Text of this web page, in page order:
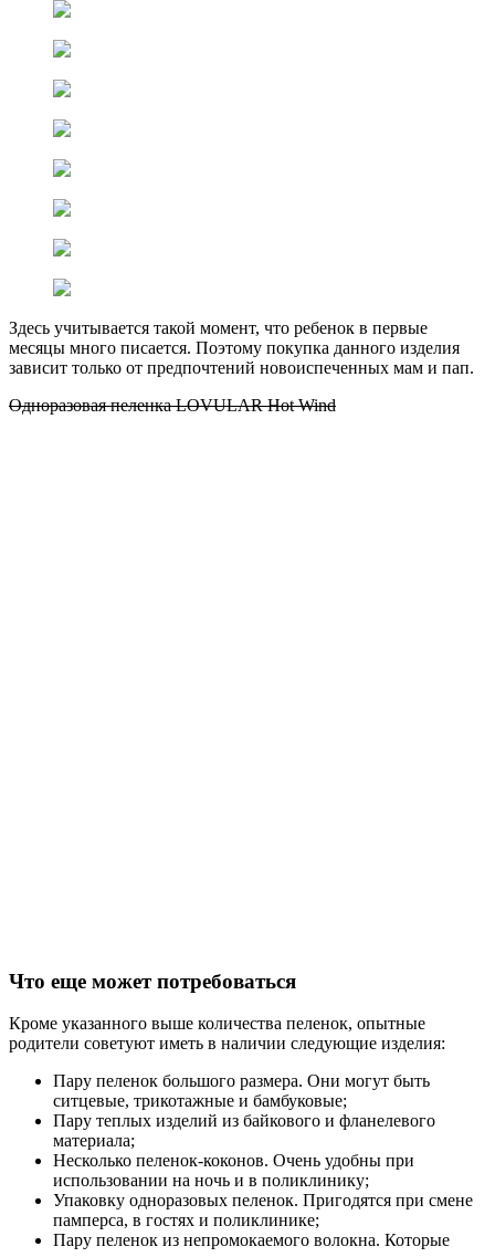
Здесь учитывается такой момент, что ребенок в первые
месяцы много писается. Поэтому покупка данного изделия
зависит только от предпочтений новоиспеченных мам и пап.
Одноразовая пеленка LOVULAR Hot Wind
Что еще может потребоваться
Кроме указанного выше количества пеленок, опытные
родители советуют иметь в наличии следующие изделия:
Пару пеленок большого размера. Они могут быть
ситцевые, трикотажные и бамбуковые;
Пару теплых изделий из байкового и фланелевого
материала;
Несколько пеленок-коконов. Очень удобны при
использовании на ночь и в поликлинику;
Упаковку одноразовых пеленок. Пригодятся при смене
памперса, в гостях и поликлинике;
Пару пеленок из непромокаемого волокна. Которые